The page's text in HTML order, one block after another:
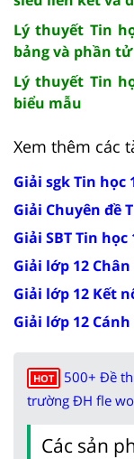
Lý thuyết Tin
bảng và phần tử
Lý thuyết Tin
biểu mẫu
Xem thêm các
Giải sgk Tin học
Giải Chuyên đề
Giải SBT Tin
Giải lớp 12
Giải lớp 12 Kết
Giải lớp 12
HOT
500+ Đề
trường ĐH fle
Các sản